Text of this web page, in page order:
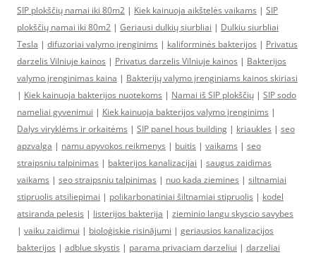
SIP plokščių namai iki 80m2 | Kiek kainuoja aikštelės vaikams | SIP
plokščių namai iki 80m2 | Geriausi dulkių siurbliai | Dulkiu siurbliai
Tesla | difuzoriai valymo įrenginims | kaliforminės bakterijos | Privatus
darzelis Vilniuje kainos | Privatus darzelis Vilniuje kainos | Bakterijos
valymo įrenginimas kaina | Bakterijų valymo įrenginiams kainos skiriasi
| Kiek kainuoja bakterijos nuotekoms | Namai iš SIP plokščių | SIP sodo
nameliai gyvenimui | Kiek kainuoja bakterijos valymo įrenginims |
Dalys viryklėms ir orkaitėms | SIP panel hous building | kriaukles | seo
apzvalga | namu apyvokos reikmenys | buitis | vaikams | seo
straipsniu talpinimas | bakterijos kanalizacijai | saugus zaidimas
vaikams | seo straipsniu talpinimas | nuo kada ziemines | siltnamiai
stipruolis atsiliepimai | polikarbonatiniai šiltnamiai stipruolis | kodel
atsiranda pelesis | listerijos bakterija | zieminio langu skyscio savybes
| vaiku zaidimui | bioloģiskie risinājumi | geriausios kanalizacijos
bakterijos | adblue skystis | parama privaciam darzeliui | darzeliai